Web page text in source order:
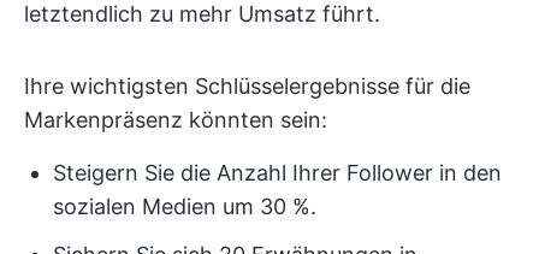
letztendlich zu mehr Umsatz führt.
Ihre wichtigsten Schlüsselergebnisse für die
Markenpräsenz könnten sein:
Steigern Sie die Anzahl Ihrer Follower in den
sozialen Medien um 30 %.